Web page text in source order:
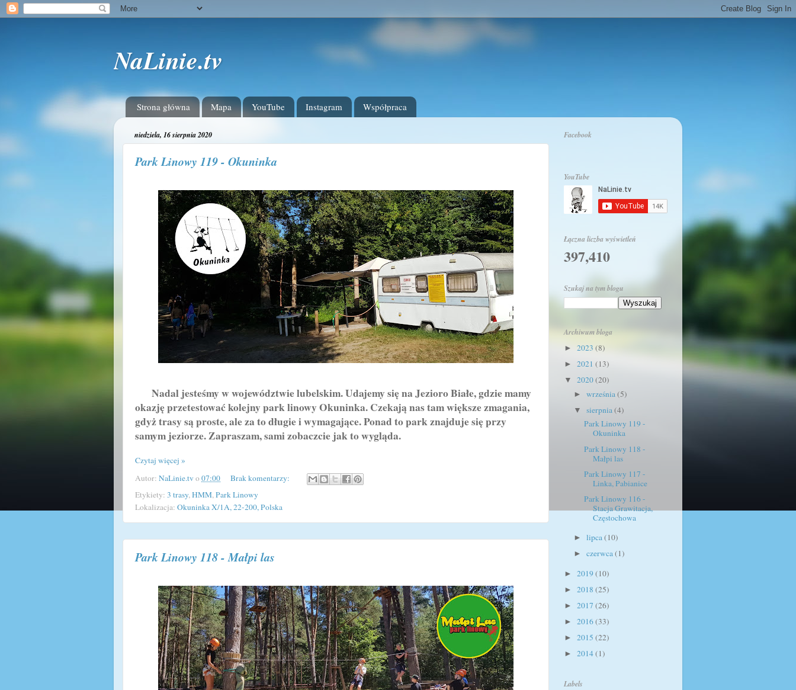
NaLinie.tv
Strona główna Mapa YouTube Instagram Współpraca
niedziela, 16 sierpnia 2020
Park Linowy 119 - Okuninka
Nadal jesteśmy w województwie lubelskim. Udajemy się na Jezioro Białe, gdzie mamy
okazję przetestować kolejny park linowy Okuninka. Czekają nas tam większe zmagania,
gdyż trasy są proste, ale za to długie i wymagające. Ponad to park znajduje się przy
samym jeziorze. Zapraszam, sami zobaczcie jak to wygląda.
Czytaj więcej »
Autor: NaLinie.tvo 07:00
Brak komentarzy:
Etykiety: 3 trasy,HMM,Park Linowy
Lokalizacja: Okuninka X/1A, 22-200, Polska
Park Linowy 118 - Małpi las
Facebook
YouTube
Łączna liczba wyświetleń
397,410
Szukaj na tym blogu
Archiwum bloga
► 2023 (8)
► 2021 (13)
▼ 2020(20)
►września(5)
▼sierpnia(4)
Park Linowy 119 -
Okuninka
Park Linowy 118 -
Małpi las
Park Linowy 117 -
Linka, Pabianice
Park Linowy 116 -
Stacja Grawitacja,
Częstochowa
►lipca(10)
►czerwca(1)
► 2019 (10)
► 2018 (25)
► 2017 (26)
► 2016(33)
► 2015 (22)
► 2014(1)
Labels